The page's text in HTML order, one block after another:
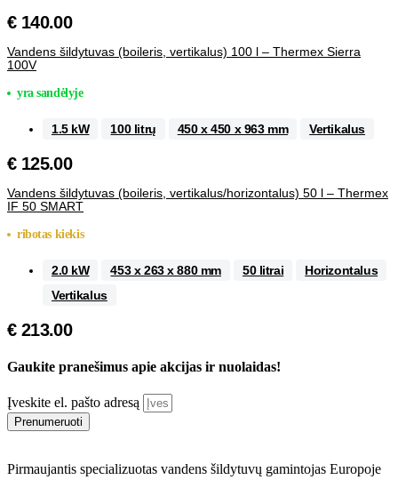
€140.00
Vandens šildytuvas (boileris, vertikalus) 100 l – Thermex Sierra
100V
yra sandėlyje
1.5 kW 100 litrų 450 x 450 x 963 mm Vertikalus
€125.00
Vandens šildytuvas (boileris, vertikalus/horizontalus) 50 l – Thermex
IF 50 SMART
ribotas kiekis
2.0 kW 453 x 263 x 880 mm 50 litrai
Horizontalus
Vertikalus
€213.00
Gaukite pranešimus apie akcijas ir nuolaidas!
Įveskite el. pašto adresą
Prenumeruoti
Pirmaujantis specializuotas vandens šildytuvų gamintojas Europoje